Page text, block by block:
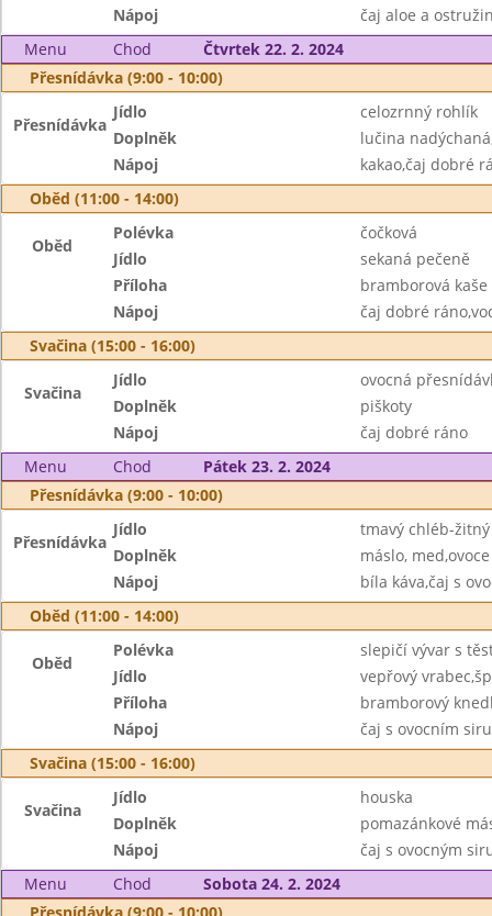
Nápoj
čaj aloe a
Menu
Chod
Čtvrtek 22. 2. 2024
Přesnídávka (9:00 - 10:00)
Přesnídávka
Jídlo
celozrnný rohlík
Doplněk
lučina
Nápoj
kakao,čaj dobré
Oběd (11:00 - 14:00)
Oběd
Polévka
čočková
Jídlo
sekaná pečeně
Příloha
bramborová
Nápoj
čaj dobré
Svačina (15:00 - 16:00)
Svačina
Jídlo
ovocná
Doplněk
piškoty
Nápoj
čaj dobré ráno
Menu
Chod
Pátek 23. 2. 2024
Přesnídávka (9:00 - 10:00)
Přesnídávka
Jídlo
tmavý chléb-žitný
Doplněk
máslo, med,ovoce
Nápoj
bíla káva,čaj s
Oběd (11:00 - 14:00)
Oběd
Polévka
slepičí vývar s
Jídlo
vepřový
Příloha
bramborový
Nápoj
čaj s ovocním
Svačina (15:00 - 16:00)
Svačina
Jídlo
houska
Doplněk
pomazánkové
Nápoj
čaj s ovocným
Menu
Chod
Sobota 24. 2. 2024